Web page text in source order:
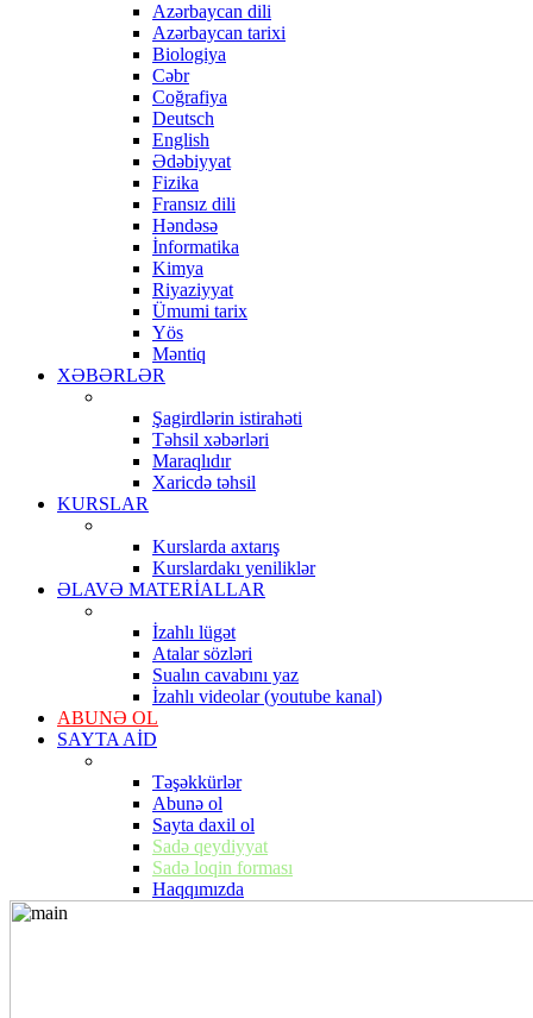
Azərbaycan dili
Azərbaycan tarixi
Biologiya
Cəbr
Coğrafiya
Deutsch
English
Ədəbiyyat
Fizika
Fransız dili
Həndəsə
İnformatika
Kimya
Riyaziyyat
Ümumi tarix
Yös
Məntiq
XƏBƏRLƏR
Şagirdlərin istirahəti
Təhsil xəbərləri
Maraqlıdır
Xaricdə təhsil
KURSLAR
Kurslarda axtarış
Kurslardakı yeniliklər
ƏLAVƏ MATERİALLAR
İzahlı lügət
Atalar sözləri
Sualın cavabını yaz
İzahlı videolar (youtube kanal)
ABUNƏ OL
SAYTA AİD
Təşəkkürlər
Abunə ol
Sayta daxil ol
Sadə qeydiyyat
Sadə loqin forması
Haqqımızda